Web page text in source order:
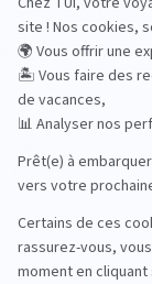
Road Trips
Sénior